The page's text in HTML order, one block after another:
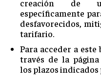
creación de
específicamente
desfavorecidos,
tarifario.
Para acceder a
través de la
los plazos